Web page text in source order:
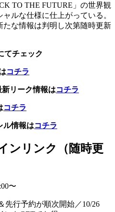
TO THE FUTURE」の世界観
ルな仕様に仕上がっている。
たな情報は判明し次第随時更新
てチェック
コチラ
リーク情報はコチラ
コチラ
ル情報はコチラ
ンリンク（随時更
〜
先行予約が順次開始／10/26